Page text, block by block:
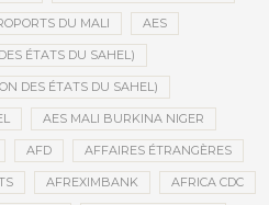
DU MALI AES
ÉTATS DU SAHEL)
DES ÉTATS DU SAHEL)
AES MALI BURKINA NIGER
AFD AFFAIRES ÉTRANGÈRES
AFREXIMBANK AFRICA CDC